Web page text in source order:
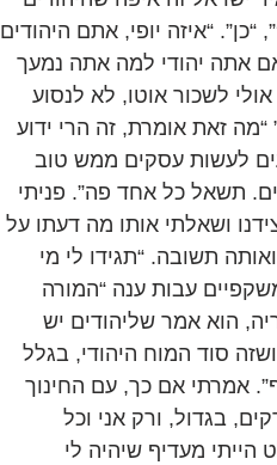
“כן”. “איזה יופי, אתם היהודים
אתה יהודי למה אתה נמעך
לשכור אוטו, לא לנסוע
זאת אומרת, זה הרי ידוע
לעשות עסקים ממש טוב
תשאל כל אחד פה”. פניתי
ושאלתי אותו מה דעתו על
תשובה. “תגידו לי מי
עבות ענה “המורה
הוא אמר שליהודים יש
סוד המוח היהודי, בגלל
אמרתי אם כך, עם החינוך
בגדול, ורק אני וכל
מעדיף שיהיה לי